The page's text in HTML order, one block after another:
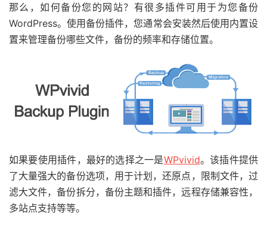
那么，如何备份您的网站？有很多插件可用于为您备份
WordPress。使用备份插件，您通常会安装然后使用内置设
置来管理备份哪些文件，备份的频率和存储位置。
如果要使用插件，最好的选择之一是WPvivid。该插件提供
了大量强大的备份选项，用于计划，还原点，限制文件，过
滤大文件，备份拆分，备份主题和插件，远程存储兼容性，
多站点支持等等。